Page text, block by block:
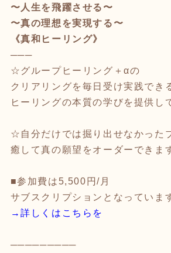
〜人生を飛躍させる〜
〜真の理想を実現する〜
《真和ヒーリング》
───
☆グループヒーリング＋αの
クリアリングを毎日受け実践でき
ヒーリングの本質の学びを提供し
☆自分だけでは掘り出せなかった
癒して真の願望をオーダーでき
■参加費は5,500円/月
サブスクリプションとなっていま
→詳しくはこちらを
─────────